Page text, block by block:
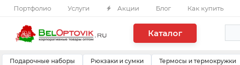
Портфолио Услуги Акции Блог Как купить
Каталог
Подарочные наборы Рюкзаки и сумки Термосы и термокружки